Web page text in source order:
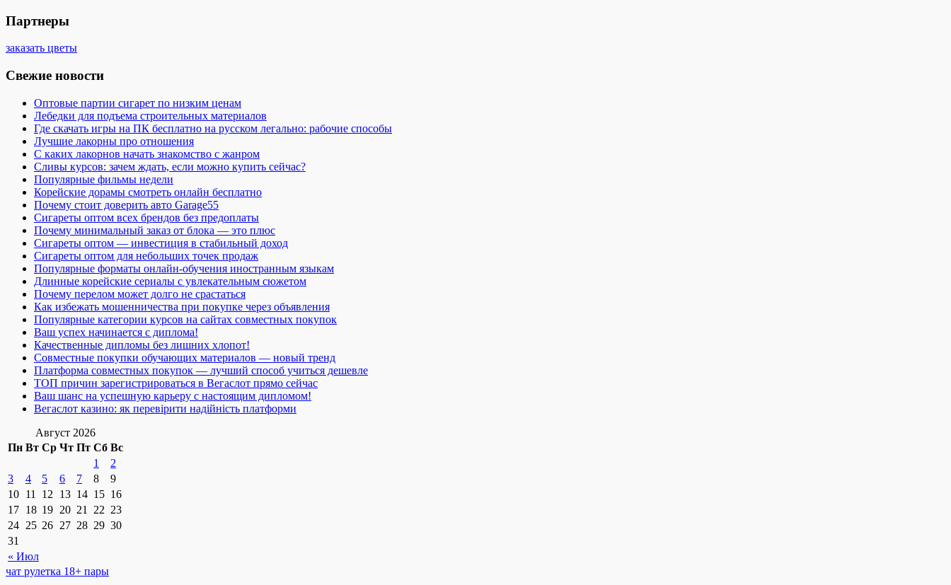
Партнеры
заказать цветы
Свежие новости
Оптовые партии сигарет по низким ценам
Лебедки для подъема строительных материалов
Где скачать игры на ПК бесплатно на русском легально: рабочие способы
Лучшие лакорны про отношения
С каких лакорнов начать знакомство с жанром
Сливы курсов: зачем ждать, если можно купить сейчас?
Популярные фильмы недели
Корейские дорамы смотреть онлайн бесплатно
Почему стоит доверить авто Garage55
Сигареты оптом всех брендов без предоплаты
Почему минимальный заказ от блока — это плюс
Сигареты оптом — инвестиция в стабильный доход
Сигареты оптом для небольших точек продаж
Популярные форматы онлайн-обучения иностранным языкам
Длинные корейские сериалы с увлекательным сюжетом
Почему перелом может долго не срастаться
Как избежать мошенничества при покупке через объявления
Популярные категории курсов на сайтах совместных покупок
Ваш успех начинается с диплома!
Качественные дипломы без лишних хлопот!
Совместные покупки обучающих материалов — новый тренд
Платформа совместных покупок — лучший способ учиться дешевле
ТОП причин зарегистрироваться в Вегаслот прямо сейчас
Ваш шанс на успешную карьеру с настоящим дипломом!
Вегаслот казино: як перевірити надійність платформи
Август 2026
Пн Вт Ср Чт Пт Сб Вс
« Июл
1
2
3
4 5 6 7 8
9
10 11 12 13 14 15 16
17 18 19 20 21 22 23
24 25 26 27 28 29 30
31
чат рулетка 18+ пары